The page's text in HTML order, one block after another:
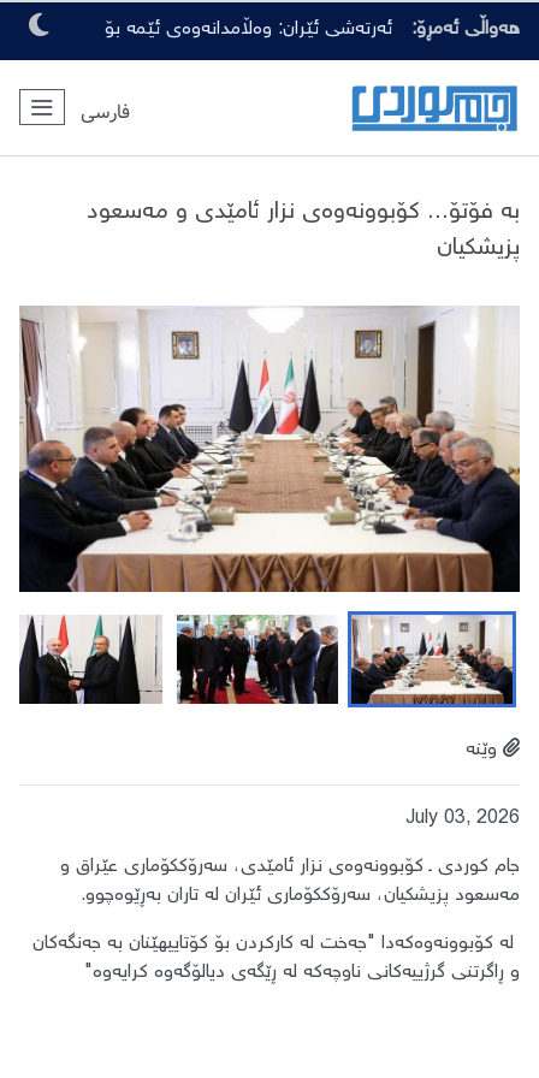
هەواڵی ئەمڕۆ: ئەرتەشی ئێران: وەڵامدانەوەی ئێمە بۆ
هەرچەشنە دەستدرێژیەکی دوژمنان، توندتر
و کەمەرشکێنتر دەبێت
فارسی
بە فۆتۆ... کۆبوونەوەی نزار ئامێدی و مەسعود
پزیشکیان
وێنە
July 03, 2026
جام کوردی ـ کۆبوونەوەی نزار ئامێدی، سەرۆککۆماری عێراق و
مەسعود پزیشکیان، سەرۆککۆماری ئێران لە تاران بەڕێوەچوو.
لە کۆبوونەوەکەدا "جەخت لە کارکردن بۆ کۆتاییهێنان بە جەنگەکان
و ڕاگرتنی گرژییەکانی ناوچەکە لە ڕێگەی دیالۆگەوە کرایەوە"